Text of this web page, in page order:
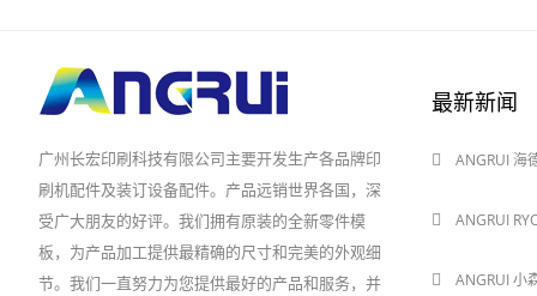
广州长宏印刷科技有限公司主要开发生产各品牌印
刷机配件及装订设备配件。产品远销世界各国，深
受广大朋友的好评。我们拥有原装的全新零件模
板，为产品加工提供最精确的尺寸和完美的外观细
节。我们一直努力为您提供最好的产品和服务，并
最新新闻
ANGRUI 海
ANGRUI
ANGRUI 小